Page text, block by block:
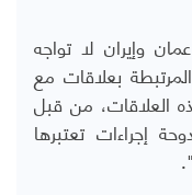
وإيران لا تواجه
بعلاقات مع
العلاقات، من قبل
إجراءات تعتبرها